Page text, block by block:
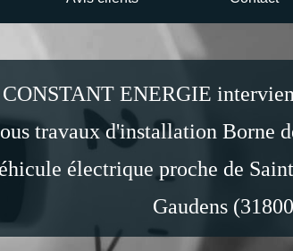
ENERGIE
travaux d'installation Borne
électrique proche de
Gaudens